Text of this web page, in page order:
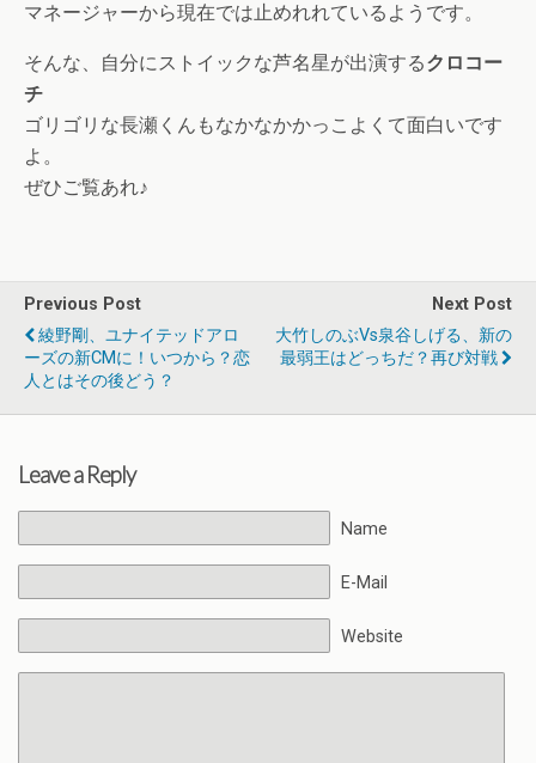
マネージャーから現在では止めれれているようです。
そんな、自分にストイックな芦名星が出演するクロコー
チ
ゴリゴリな長瀬くんもなかなかかっこよくて面白いです
よ。
ぜひご覧あれ♪
Previous Post
綾野剛、ユナイテッドアロ
ーズの新CMに！いつから？恋
人とはその後どう？
Next Post
大竹しのぶvs泉谷しげる、新の
最弱王はどっちだ？再び対戦
Leave a Reply
Name
E-Mail
Website